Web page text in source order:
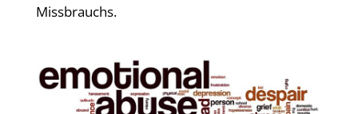
Missbrauchs.